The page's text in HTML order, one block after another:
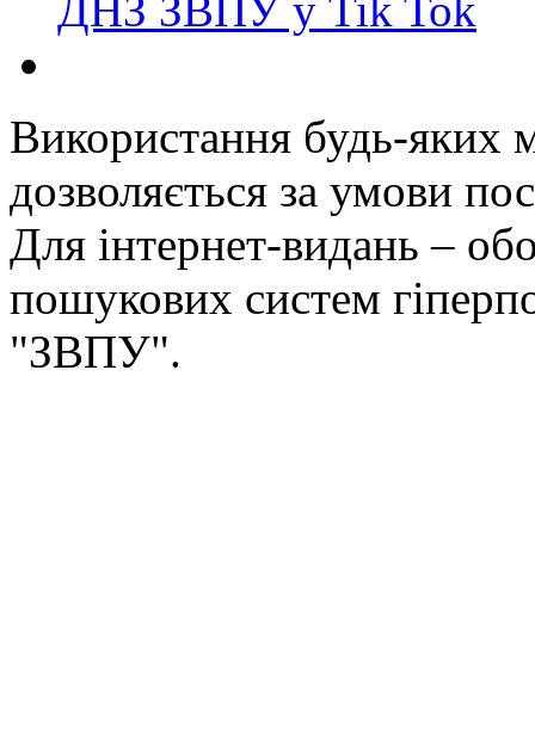
Використання будь-яких
дозволяється за умови
Для інтернет-видань –
пошукових систем
"ЗВПУ".